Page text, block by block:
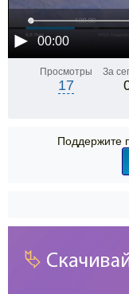
00:00
Просмотры
17
За
Поддержите